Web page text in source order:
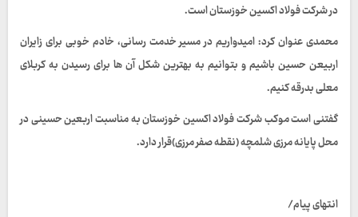
در شرکت فولاد اکسین خوزستان است.
محمدی عنوان کرد: امیدواریم در مسیر خدمت رسانی، خادم خوبی برای زایران
اربیعن حسین باشیم و بتوانیم به بهترین شکل آن ها برای رسیدن به کربلای
معلی بدرقه کنیم.
گفتنی است موکب شرکت فولاد اکسین خوزستان به مناسبت اربعین حسینی در
محل پایانه مرزی شلمچه (نقطه صفر مرزی)قرار دارد.
انتهای پیام/